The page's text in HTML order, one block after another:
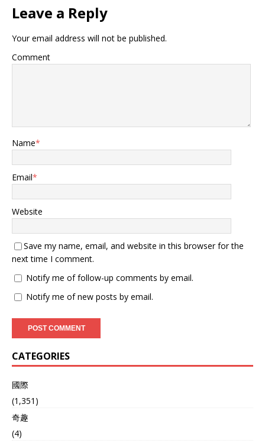
Leave a Reply
Your email address will not be published.
Comment
Name*
Email*
Website
Save my name, email, and website in this browser for the
next time I comment.
Notify me of follow-up comments by email.
Notify me of new posts by email.
CATEGORIES
國際
(1,351)
奇趣
(4)